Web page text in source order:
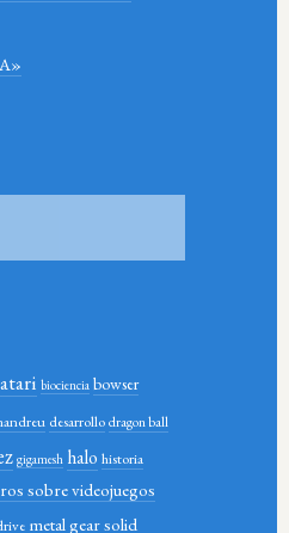
atari biociencia bowser
desarrollodragon ball
gigamesh halo historia
sobre videojuegos
metal gear solid